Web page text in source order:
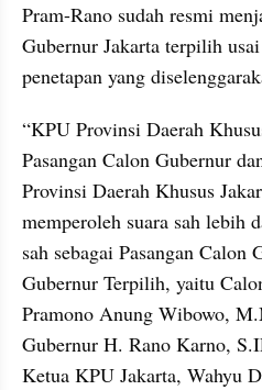
Pram-Rano sudah resmi
Gubernur Jakarta terpilih
penetapan yang
“KPU Provinsi Daerah
Pasangan Calon Gubernur
Provinsi Daerah Khusus
memperoleh suara sah lebih
sah sebagai Pasangan Calon
Gubernur Terpilih, yaitu
Pramono Anung Wibowo,
Gubernur H. Rano Karno,
Ketua KPU Jakarta, Wahyu